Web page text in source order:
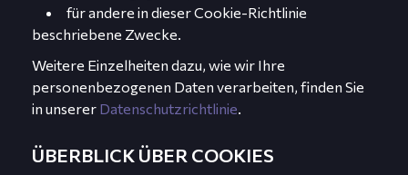
für andere in dieser Cookie-Richtlinie
beschriebene Zwecke.
Weitere Einzelheiten dazu, wie wir Ihre
personenbezogenen Daten verarbeiten, finden Sie
in unserer Datenschutzrichtlinie.
ÜBERBLICK ÜBER COOKIES